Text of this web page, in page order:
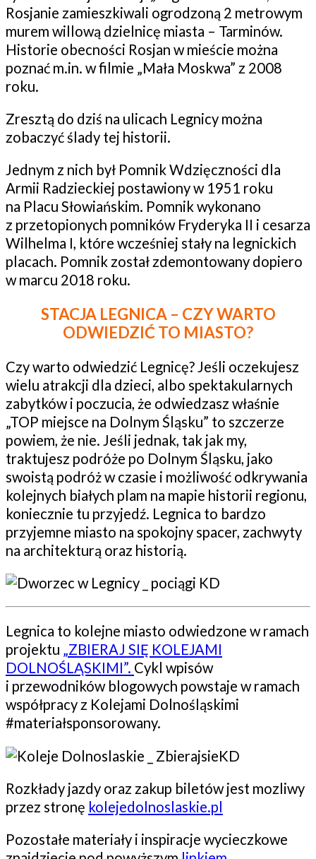
Rosjanie zamieszkiwali ogrodzoną 2 metrowym
murem willową dzielnicę miasta – Tarminów.
Historie obecności Rosjan w mieście można
poznać m.in. w filmie „Mała Moskwa” z 2008
roku.
Zresztą do dziś na ulicach Legnicy można
zobaczyć ślady tej historii.
Jednym z nich był Pomnik Wdzięczności dla
Armii Radzieckiej postawiony w 1951 roku
na Placu Słowiańskim. Pomnik wykonano
z przetopionych pomników Fryderyka II i cesarza
Wilhelma I, które wcześniej stały na legnickich
placach. Pomnik został zdemontowany dopiero
w marcu 2018 roku.
STACJA LEGNICA – CZY WARTO
ODWIEDZIĆ TO MIASTO?
Czy warto odwiedzić Legnicę? Jeśli oczekujesz
wielu atrakcji dla dzieci, albo spektakularnych
zabytków i poczucia, że odwiedzasz właśnie
„TOP miejsce na Dolnym Śląsku” to szczerze
powiem, że nie. Jeśli jednak, tak jak my,
traktujesz podróże po Dolnym Śląsku, jako
swoistą podróż w czasie i możliwość odkrywania
kolejnych białych plam na mapie historii regionu,
koniecznie tu przyjedź. Legnica to bardzo
przyjemne miasto na spokojny spacer, zachwyty
na architekturą oraz historią.
Legnica to kolejne miasto odwiedzone w ramach
projektu „ZBIERAJ SIĘ KOLEJAMI
DOLNOŚLĄSKIMI”. Cykl wpisów
i przewodników blogowych powstaje w ramach
współpracy z Kolejami Dolnośląskimi
#materiałsponsorowany.
Rozkłady jazdy oraz zakup biletów jest mozliwy
przez stronę kolejedolnoslaskie.pl
Pozostałe materiały i inspiracje wycieczkowe